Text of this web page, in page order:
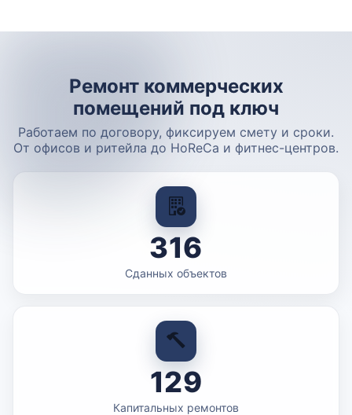
Ремонт коммерческих
помещений под ключ
Работаем по договору, фиксируем смету и сроки.
От офисов и ритейла до HoReCa и фитнес-центров.
316
Сданных объектов
129
Капитальных ремонтов